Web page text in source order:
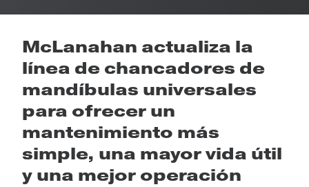
McLanahan actualiza la
línea de chancadores de
mandíbulas universales
para ofrecer un
mantenimiento más
simple, una mayor vida útil
y una mejor operación